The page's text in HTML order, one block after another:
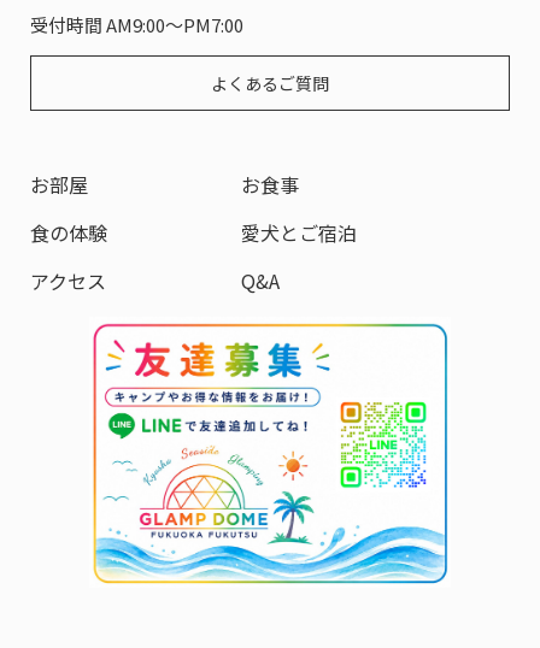
受付時間 AM9:00～PM7:00
よくあるご質問
お部屋
お食事
食の体験
愛犬とご宿泊
アクセス
Q&A